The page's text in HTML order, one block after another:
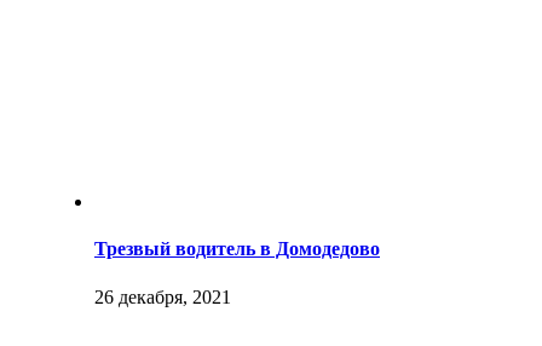
Трезвый водитель в Домодедово
26 декабря, 2021